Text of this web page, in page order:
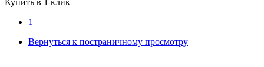
1
Вернуться к постраничному просмотру